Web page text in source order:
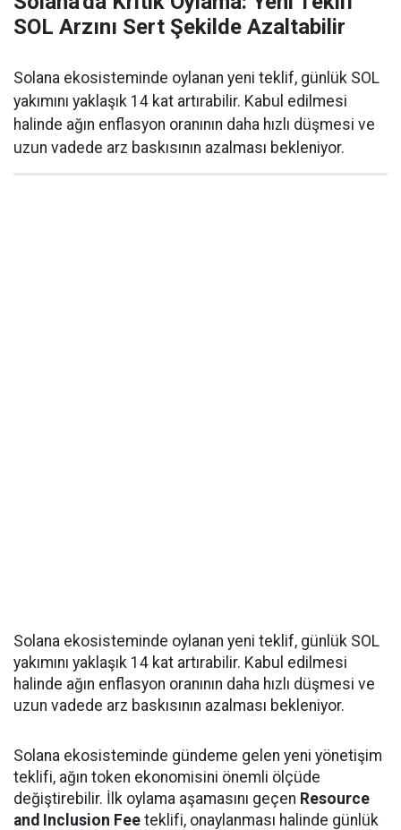
SOL Arzını Sert Şekilde Azaltabilir
Solana ekosisteminde oylanan yeni teklif, günlük SOL
yakımını yaklaşık 14 kat artırabilir. Kabul edilmesi
halinde ağın enflasyon oranının daha hızlı düşmesi ve
uzun vadede arz baskısının azalması bekleniyor.
Solana ekosisteminde oylanan yeni teklif, günlük SOL
yakımını yaklaşık 14 kat artırabilir. Kabul edilmesi
halinde ağın enflasyon oranının daha hızlı düşmesi ve
uzun vadede arz baskısının azalması bekleniyor.
Solana ekosisteminde gündeme gelen yeni yönetişim
teklifi, ağın token ekonomisini önemli ölçüde
değiştirebilir. İlk oylama aşamasını geçen Resource
and Inclusion Fee teklifi, onaylanması halinde günlük